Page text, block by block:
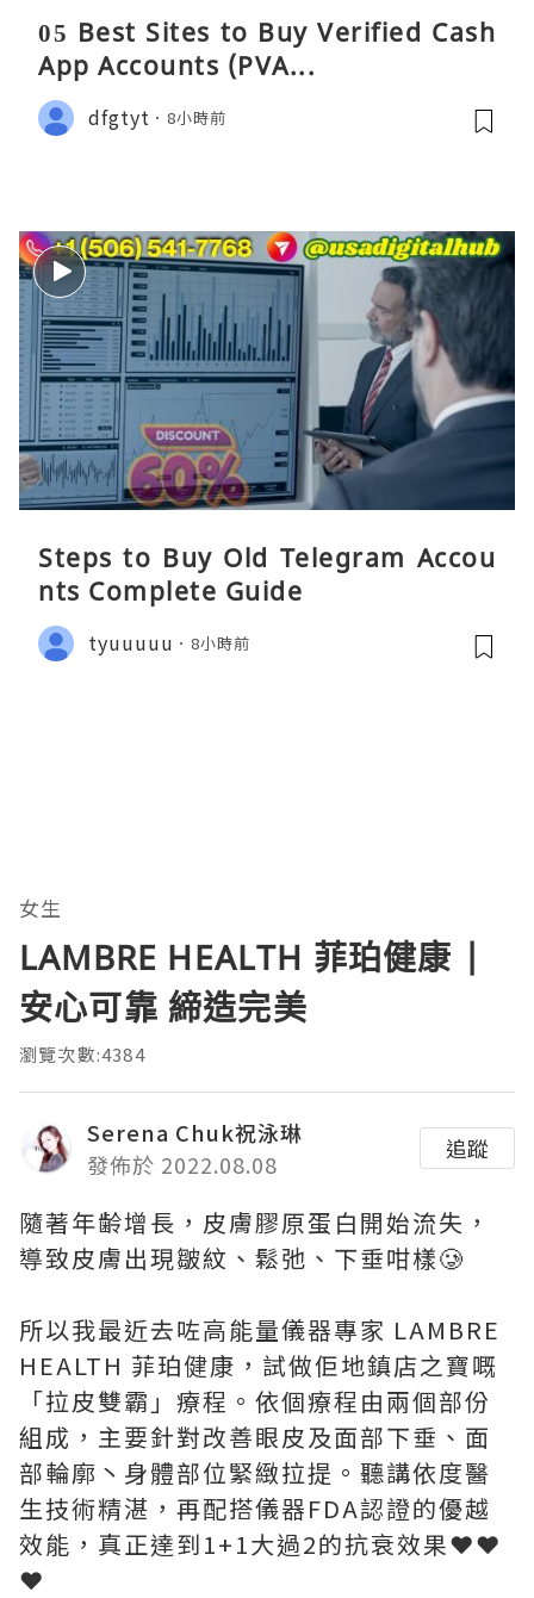
05 Best Sites to Buy Verified Cash
App Accounts (PVA...
dfgtyt 8小時前
Steps to Buy Old Telegram Accou
nts Complete Guide
tyuuuuu 8小時前
女生
LAMBRE HEALTH 菲珀健康 |
安心可靠 締造完美
瀏覽次數:4384
Serena Chuk祝泳琳
發佈於 2022.08.08
追蹤
隨著年齢增長，皮膚膠原蛋白開始流失，
導致皮膚出現皺紋、鬆弛、下垂咁樣🥲
所以我最近去咗高能量儀器專家 LAMBRE
HEALTH 菲珀健康，試做佢地鎮店之寶嘅
「拉皮雙霸」療程。依個療程由兩個部份
組成，主要針對改善眼皮及面部下垂、面
部輪廓丶身體部位緊緻拉提。聽講依度醫
生技術精湛，再配搭儀器FDA認證的優越
效能，真正達到1+1大過2的抗衰效果❤️❤️
❤️